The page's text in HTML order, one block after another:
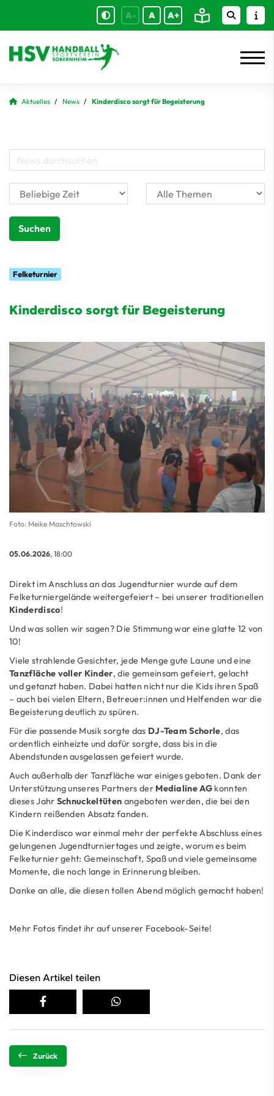
A- A A+
Aktuelles News Kinderdisco sorgt für Begeisterung
Felketurnier
Kinderdisco sorgt für Begeisterung
Foto: Meike Maschtowski
05.06.2026, 18:00
Direkt im Anschluss an das Jugendturnier wurde auf dem
Felketurniergelände weitergefeiert – bei unserer traditionellen
Kinderdisco!
Und was sollen wir sagen? Die Stimmung war eine glatte 12 von
10!
Viele strahlende Gesichter, jede Menge gute Laune und eine
Tanzfläche voller Kinder, die gemeinsam gefeiert, gelacht
und getanzt haben. Dabei hatten nicht nur die Kids ihren Spaß
– auch bei vielen Eltern, Betreuer:innen und Helfenden war die
Begeisterung deutlich zu spüren.
Für die passende Musik sorgte das DJ-Team Schorle, das
ordentlich einheizte und dafür sorgte, dass bis in die
Abendstunden ausgelassen gefeiert wurde.
Auch außerhalb der Tanzfläche war einiges geboten. Dank der
Unterstützung unseres Partners der Medialine AG konnten
dieses Jahr Schnuckeltüten angeboten werden, die bei den
Kindern reißenden Absatz fanden.
Die Kinderdisco war einmal mehr der perfekte Abschluss eines
gelungenen Jugendturniertages und zeigte, worum es beim
Felketurnier geht: Gemeinschaft, Spaß und viele gemeinsame
Momente, die noch lange in Erinnerung bleiben.
Danke an alle, die diesen tollen Abend möglich gemacht haben!
Mehr Fotos findet ihr auf unserer Facebook-Seite!
Diesen Artikel teilen
Zurück